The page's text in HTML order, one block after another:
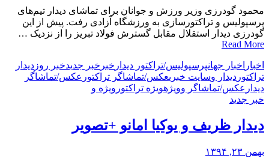
محمود گودرزی وزیر ورزش و جوانان برای تماشای دیدار تیم‌های
پرسپولیس و تراکتورسازی به ورزشگاه آزادی رفت. پیش از این
گودرزی دیدار استقلال مقابل گسترش فولاد تبریز را از نزدیک …
Read More
اخبار اخبار جهانپرسپولیس/تراکتور دیدار خبر خبر جدیدخبر روز دیدار
تراکتور دیدار وسایت خبریعکس/تماشاگر تراکتور عکس/تماشاگر
دیدار عکس/تماشاگر وویژهویژه تراکتور ویژه و
خبر جدید
دیدار ظریف و یوکیا امانو +تصویر
بهمن ۲۳, ۱۳۹۴